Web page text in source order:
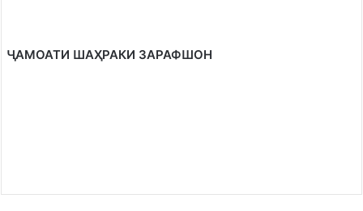
ҶАМОАТИ ШАҲРАКИ ЗАРАФШОН